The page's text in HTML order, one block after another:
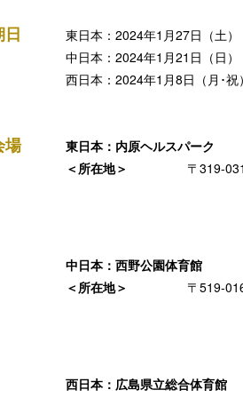
日
東日本：2024年1月27日（土）
中日本：2024年1月21日（日）
西日本：2024年1月8日（月･祝）
場
東日本：内原ヘルスパーク
＜所在地＞
〒319-
中日本：西野公園体育館
＜所在地＞
〒519-
西日本：広島県立総合体育館